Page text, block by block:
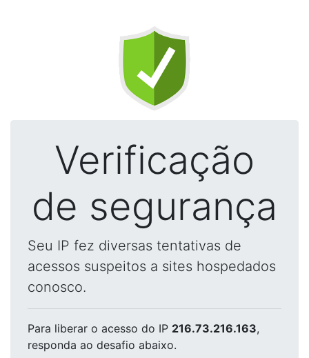
Verificação
de segurança
Seu IP fez diversas tentativas de
acessos suspeitos a sites hospedados
conosco.
Para liberar o acesso do IP 216.73.216.163,
responda ao desafio abaixo.